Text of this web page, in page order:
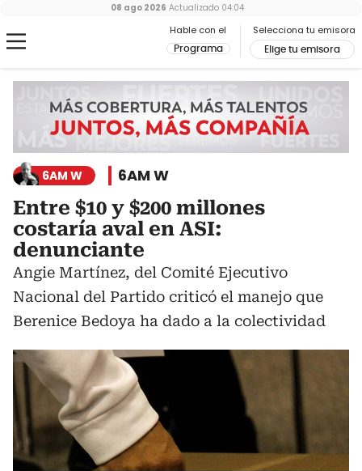
Hable con el
Programa
Selecciona tu emisora
Elige tu emisora
08 ago 2026 Actualizado 04:04
6AM W 6AM W
Entre $10 y $200 millones
costaría aval en ASI:
denunciante
Angie Martínez, del Comité Ejecutivo
Nacional del Partido criticó el manejo que
Berenice Bedoya ha dado a la colectividad